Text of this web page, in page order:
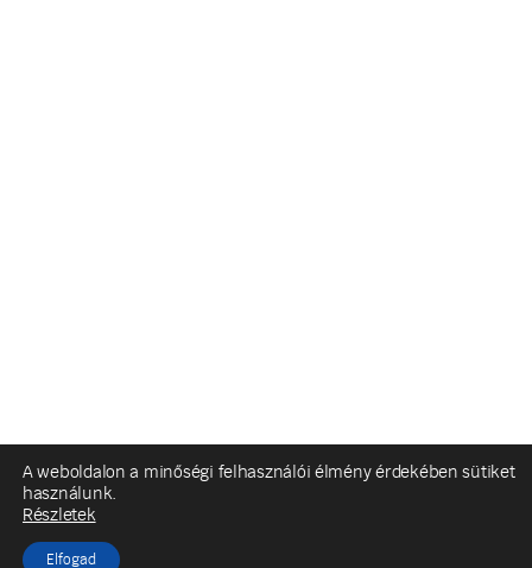
A weboldalon a minőségi felhasználói élmény érdekében sütiket
használunk.
Részletek
Elfogad